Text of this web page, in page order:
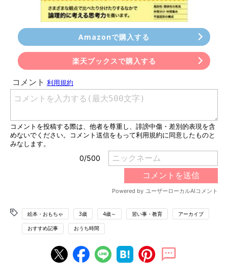
Amazonで購入する
楽天ブックスで購入する
絵本・おもちゃ 3歳 4歳～ 習い事・教育 アーカイブ
おすすめ記事 おうち時間